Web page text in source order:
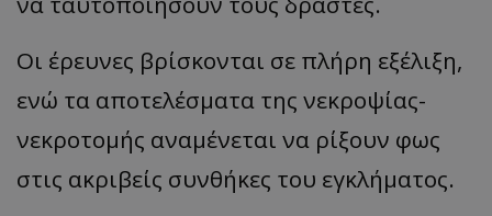
Οι έρευνες βρίσκονται σε πλήρη εξέλιξη,
ενώ τα αποτελέσματα της νεκροψίας-
νεκροτομής αναμένεται να ρίξουν φως
στις ακριβείς συνθήκες του εγκλήματος.